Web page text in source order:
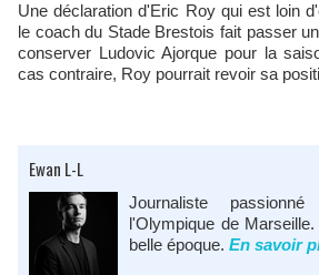
Une déclaration d'Eric Roy qui est loin
le coach du Stade Brestois fait passer
conserver Ludovic Ajorque pour la
cas contraire, Roy pourrait revoir sa
Ewan L-L
Journaliste
l'Olympique de
belle époque. En savoir